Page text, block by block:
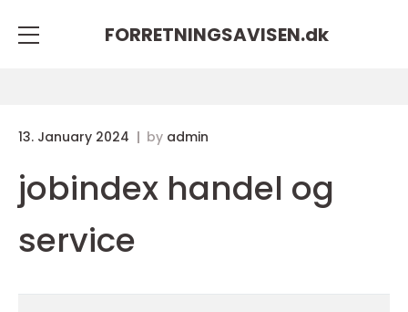
FORRETNINGSAVISEN.dk
13. January 2024 by admin
jobindex handel og
service